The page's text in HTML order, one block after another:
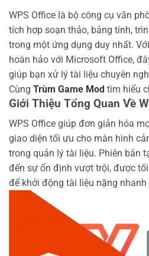
WPS Office là bộ công cụ văn
tích hợp soạn thảo, bảng tính,
trong một ứng dụng duy nhất.
hoàn hảo với Microsoft Office,
giúp bạn xử lý tài liệu chuyên
Cùng Trùm Game Mod tìm hiểu
Giới Thiệu Tổng Quan Về
WPS Office giúp đơn giản hóa
giao diện tối ưu cho màn hình
trong quản lý tài liệu. Phiên bản
đến sự ổn định vượt trội, được
để khởi động tài liệu nặng